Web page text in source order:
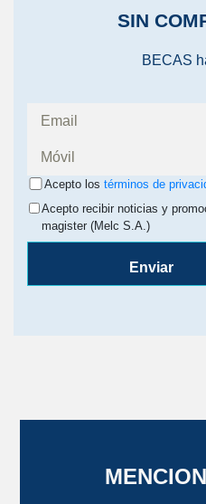
SIN
BECAS
Acepto los términos de
Acepto recibir noticias y
magister (Melc S.A.)
Enviar